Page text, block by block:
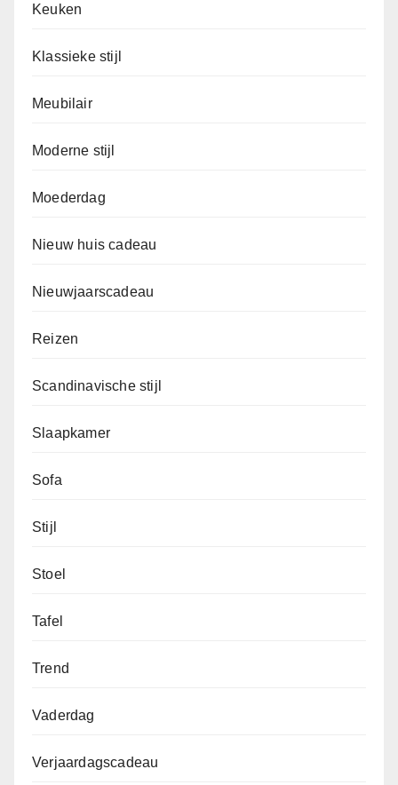
Keuken
Klassieke stijl
Meubilair
Moderne stijl
Moederdag
Nieuw huis cadeau
Nieuwjaarscadeau
Reizen
Scandinavische stijl
Slaapkamer
Sofa
Stijl
Stoel
Tafel
Trend
Vaderdag
Verjaardagscadeau